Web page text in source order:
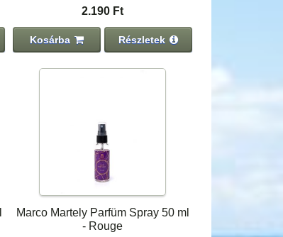
2.190 Ft
Kosárba Részletek
Marco Martely Parfüm Spray 50 ml
- Rouge